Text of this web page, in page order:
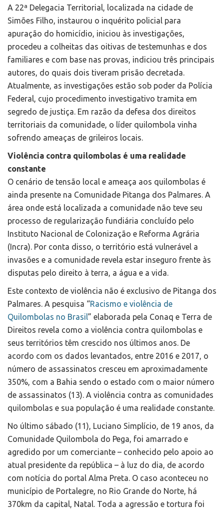
A 22ª Delegacia Territorial, localizada na cidade de
Simões Filho, instaurou o inquérito policial para
apuração do homicídio, iniciou às investigações,
procedeu a colheitas das oitivas de testemunhas e dos
familiares e com base nas provas, indiciou três principais
autores, do quais dois tiveram prisão decretada.
Atualmente, as investigações estão sob poder da Polícia
Federal, cujo procedimento investigativo tramita em
segredo de justiça. Em razão da defesa dos direitos
territoriais da comunidade, o líder quilombola vinha
sofrendo ameaças de grileiros locais.
Violência contra quilombolas é uma realidade
constante
O cenário de tensão local e ameaça aos quilombolas é
ainda presente na Comunidade Pitanga dos Palmares. A
área onde está localizada a comunidade não teve seu
processo de regularização fundiária concluído pelo
Instituto Nacional de Colonização e Reforma Agrária
(Incra). Por conta disso, o território está vulnerável a
invasões e a comunidade revela estar inseguro frente às
disputas pelo direito à terra, a água e a vida.
Este contexto de violência não é exclusivo de Pitanga dos
Palmares. A pesquisa “Racismo e violência de
Quilombolas no Brasil” elaborada pela Conaq e Terra de
Direitos revela como a violência contra quilombolas e
seus territórios têm crescido nos últimos anos. De
acordo com os dados levantados, entre 2016 e 2017, o
número de assassinatos cresceu em aproximadamente
350%, com a Bahia sendo o estado com o maior número
de assassinatos (13). A violência contra as comunidades
quilombolas e sua população é uma realidade constante.
No último sábado (11), Luciano Simplício, de 19 anos, da
Comunidade Quilombola do Pega, foi amarrado e
agredido por um comerciante – conhecido pelo apoio ao
atual presidente da república – à luz do dia, de acordo
com notícia do portal Alma Preta. O caso aconteceu no
município de Portalegre, no Rio Grande do Norte, há
370km da capital, Natal. Toda a agressão e tortura foi